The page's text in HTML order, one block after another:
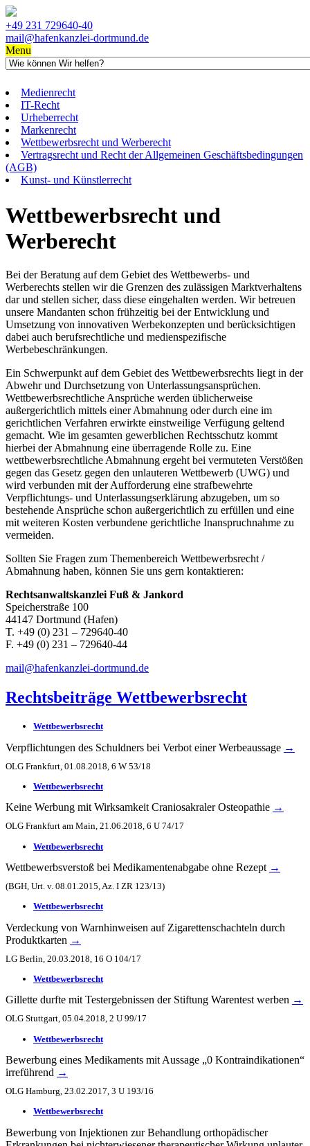
+49 231 729640-40
mail@hafenkanzlei-dortmund.de
Menu
Medienrecht
IT-Recht
Urheberrecht
Markenrecht
Wettbewerbsrecht und Werberecht
Vertragsrecht und Recht der Allgemeinen Geschäftsbedingungen
(AGB)
Kunst- und Künstlerrecht
Wettbewerbsrecht und
Werberecht
Bei der Beratung auf dem Gebiet des Wettbewerbs- und
Werberechts stellen wir die Grenzen des zulässigen Marktverhaltens
dar und stellen sicher, dass diese eingehalten werden. Wir betreuen
unsere Mandanten schon frühzeitig bei der Entwicklung und
Umsetzung von innovativen Werbekonzepten und berücksichtigen
dabei auch berufsrechtliche und medienspezifische
Werbebeschränkungen.
Ein Schwerpunkt auf dem Gebiet des Wettbewerbsrechts liegt in der
Abwehr und Durchsetzung von Unterlassungsansprüchen.
Wettbewerbsrechtliche Ansprüche werden üblicherweise
außergerichtlich mittels einer Abmahnung oder durch eine im
gerichtlichen Verfahren erwirkte einstweilige Verfügung geltend
gemacht. Wie im gesamten gewerblichen Rechtsschutz kommt
hierbei der Abmahnung eine überragende Rolle zu. Eine
wettbewerbsrechtliche Abmahnung ergeht bei vermuteten Verstößen
gegen das Gesetz gegen den unlauteren Wettbewerb (UWG) und
wird verbunden mit der Aufforderung eine strafbewehrte
Verpflichtungs- und Unterlassungserklärung abzugeben, um so
bestehende Ansprüche schon außergerichtlich zu erfüllen und eine
mit weiteren Kosten verbundene gerichtliche Inanspruchnahme zu
vermeiden.
Sollten Sie Fragen zum Themenbereich Wettbewerbsrecht /
Abmahnung haben, können Sie uns gern kontaktieren:
Rechtsanwaltskanzlei Fuß & Jankord
Speicherstraße 100
44147 Dortmund (Hafen)
T. +49 (0) 231 – 729640-40
F. +49 (0) 231 – 729640-44
mail@hafenkanzlei-dortmund.de
Rechtsbeiträge Wettbewerbsrecht
Wettbewerbsrecht
Verpflichtungen des Schuldners bei Verbot einer Werbeaussage →
OLG Frankfurt, 01.08.2018, 6 W 53/18
Wettbewerbsrecht
Keine Werbung mit Wirksamkeit Craniosakraler Osteopathie →
OLG Frankfurt am Main, 21.06.2018, 6 U 74/17
Wettbewerbsrecht
Wettbewerbsverstoß bei Medikamentenabgabe ohne Rezept →
(BGH, Urt. v. 08.01.2015, Az. I ZR 123/13)
Wettbewerbsrecht
Verdeckung von Warnhinweisen auf Zigarettenschachteln durch
Produktkarten →
LG Berlin, 20.03.2018, 16 O 104/17
Wettbewerbsrecht
Gillette durfte mit Testergebnissen der Stiftung Warentest werben →
OLG Stuttgart, 05.04.2018, 2 U 99/17
Wettbewerbsrecht
Bewerbung eines Medikaments mit Aussage „0 Kontraindikationen“
irreführend →
OLG Hamburg, 23.02.2017, 3 U 193/16
Wettbewerbsrecht
Bewerbung von Injektionen zur Behandlung orthopädischer